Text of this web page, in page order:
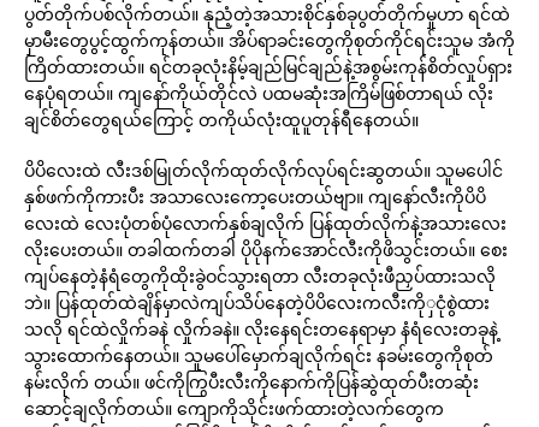
ပွတ်တိုက်ပစ်လိုက်တယ်။ နုညံ့တဲ့အသားစိုင်နှစ်ခုပွတ်တိုက်မှုဟာ ရင်ထဲ
မှာမီးတွေပွင့်ထွက်ကုန်တယ်။ အိပ်ရာခင်းတွေကိုစုတ်ကိုင်ရင်းသူမ အံကို
ကြိတ်ထားတယ်။ ရင်တခုလုံးနိမ့်ချည်မြင်ချည်နဲ့အစွမ်းကုန်စိတ်လှုပ်ရှား
နေပုံရတယ်။ ကျနော်ကိုယ်တိုင်လဲ ပထမဆုံးအကြိမ်ဖြစ်တာရယ် လိုး
ချင်စိတ်တွေရယ်ကြောင့် တကိုယ်လုံးထူပူတုန်ရီနေတယ်။
ပိပိလေးထဲ လီးဒစ်မြုတ်လိုက်ထုတ်လိုက်လုပ်ရင်းဆွတယ်။ သူမပေါင်
နှစ်ဖက်ကိုကားပီး အသာလေးကော့ပေးတယ်ဗျာ။ ကျနော်လီးကိုပိပိ
လေးထဲ လေးပုံတစ်ပုံလောက်နှစ်ချလိုက် ပြန်ထုတ်လိုက်နဲ့အသားလေး
လိုးပေးတယ်။ တခါထက်တခါ ပိုပိုနက်အောင်လီးကိုဖိသွင်းတယ်။ စေး
ကျပ်နေတဲ့နံရံတွေကိုထိုးခွဲဝင်သွားရတာ လီးတခုလုံးဖီညှပ်ထားသလို
ဘဲ။ ပြန်ထုတ်ထဲချိန်မှာလဲကျပ်သိပ်နေတဲ့ပိပိလေးကလီးကိုှငုံစွဲထား
သလို ရင်ထဲလှိုက်ခနဲ လှိုက်ခနဲ။ လိုးနေရင်းတနေရာမှာ နံရံလေးတခုနဲ့
သွားထောက်နေတယ်။ သူမပေါ်မှောက်ချလိုက်ရင်း နခမ်းတွေကိုစုတ်
နမ်းလိုက် တယ်။ ဖင်ကိုကြွပီးလီးကိုနောက်ကိုပြန်ဆွဲထုတ်ပီးတဆုံး
ဆောင့်ချလိုက်တယ်။ ကျောကိုသိုင်းဖက်ထားတဲ့လက်တွေက